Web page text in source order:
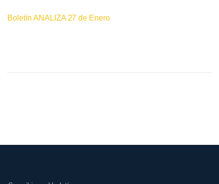
Boletín ANALIZA 27 de Enero